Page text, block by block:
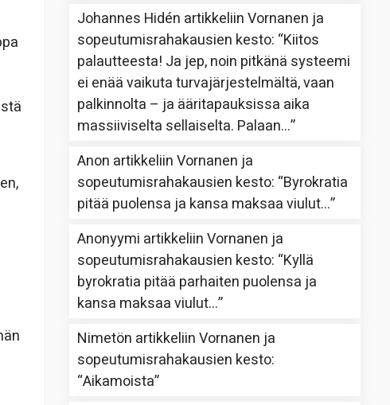
Johannes Hidén artikkeliinVornanen ja
sopeutumisrahakausien kesto: “Kiitos
palautteesta! Ja jep, noin pitkänä systeemi
ei enää vaikuta turvajärjestelmältä, vaan
palkinnolta – ja ääritapauksissa aika
massiiviselta sellaiselta. Palaan…”
Anon artikkeliinVornanen ja
sopeutumisrahakausien kesto: “Byrokratia
pitää puolensa ja kansa maksaa viulut…”
Anonyymi artikkeliinVornanen ja
sopeutumisrahakausien kesto: “Kyllä
byrokratia pitää parhaiten puolensa ja
kansa maksaa viulut…”
Nimetön artikkeliinVornanen ja
sopeutumisrahakausien kesto:
“Aikamoista”